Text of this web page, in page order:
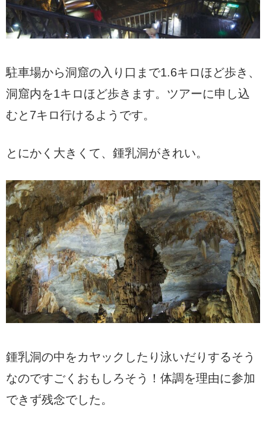
駐車場から洞窟の入り口まで1.6キロほど歩き、
洞窟内を1キロほど歩きます。ツアーに申し込
むと7キロ行けるようです。
とにかく大きくて、鍾乳洞がきれい。
鍾乳洞の中をカヤックしたり泳いだりするそう
なのですごくおもしろそう！体調を理由に参加
できず残念でした。